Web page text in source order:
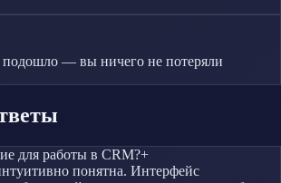
подошло — вы ничего не потеряли
для работы в CRM?+
понятна. Интерфейс